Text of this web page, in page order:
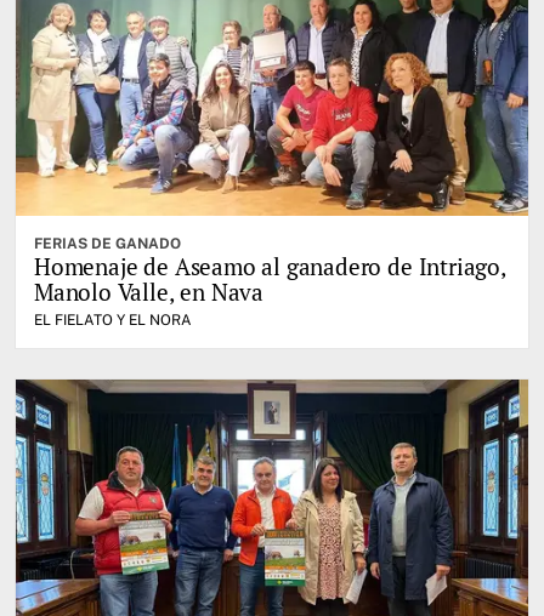
FERIAS DE GANADO
Homenaje de Aseamo al ganadero de Intriago,
Manolo Valle, en Nava
EL FIELATO Y EL NORA